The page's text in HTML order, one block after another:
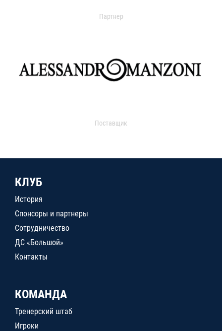
Партнер
Поставщик
КЛУБ
История
Спонсоры и партнеры
Сотрудничество
ДС «Большой»
Контакты
КОМАНДА
Тренерский штаб
Игроки